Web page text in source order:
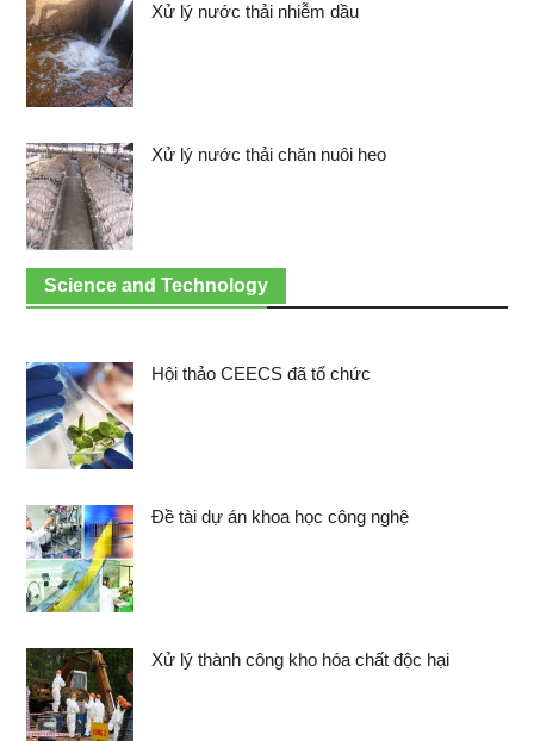
Xử lý nước thải nhiễm dầu
Xử lý nước thải chăn nuôi heo
Science and Technology
Hội thảo CEECS đã tổ chức
Đề tài dự án khoa học công nghệ
Xử lý thành công kho hóa chất độc hại